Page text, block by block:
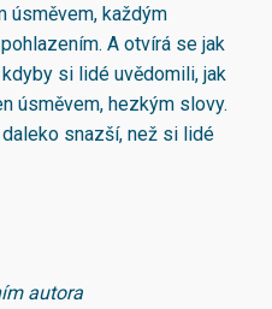
úsměvem, každým
A otvírá se jak
si lidé uvědomili, jak
úsměvem, hezkým slovy.
snazší, než si lidé
autora